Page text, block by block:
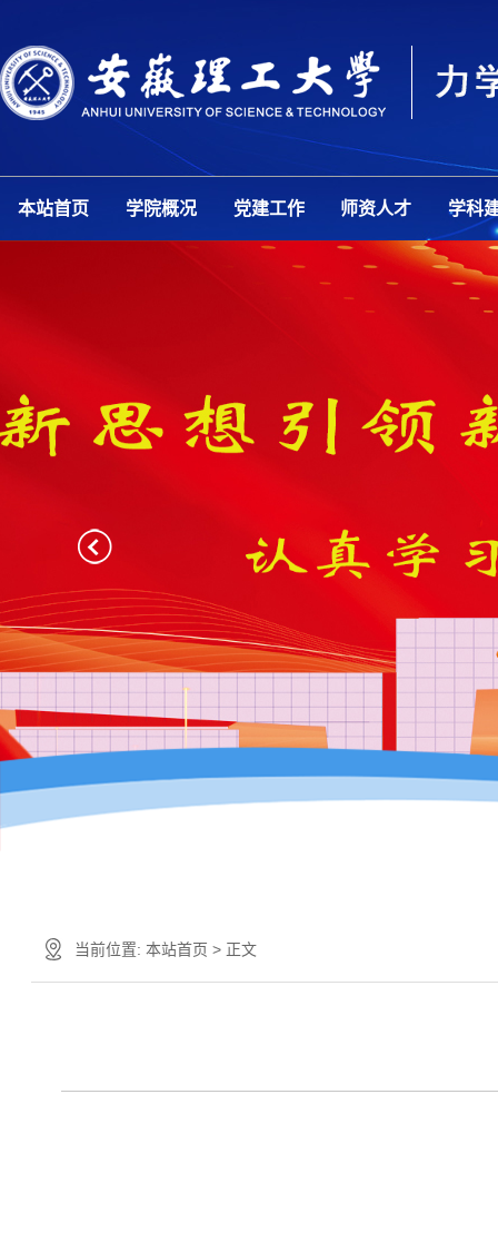
本站首页 学院概况 党建工作 师资人才 学科
当前位置: 本站首页 > 正文